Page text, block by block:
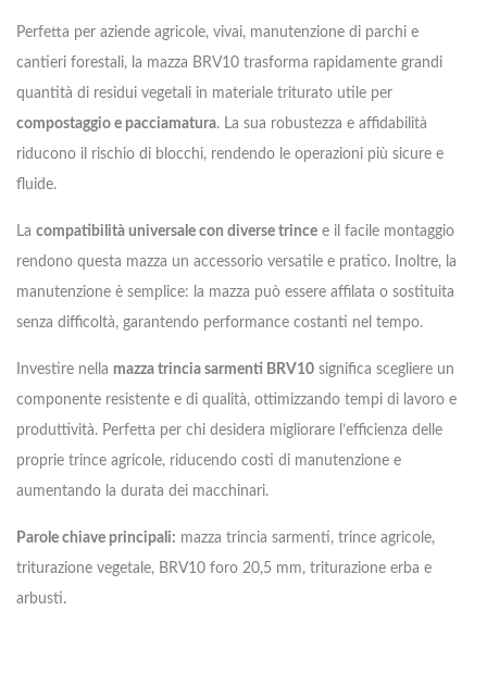
Perfetta per aziende agricole, vivai, manutenzione di parchi e
cantieri forestali, la mazza BRV10 trasforma rapidamente grandi
quantità di residui vegetali in materiale triturato utile per
compostaggio e pacciamatura. La sua robustezza e affidabilità
riducono il rischio di blocchi, rendendo le operazioni più sicure e
fluide.
La compatibilità universale con diverse trince e il facile montaggio
rendono questa mazza un accessorio versatile e pratico. Inoltre, la
manutenzione è semplice: la mazza può essere affilata o sostituita
senza difficoltà, garantendo performance costanti nel tempo.
Investire nella mazza trincia sarmenti BRV10 significa scegliere un
componente resistente e di qualità, ottimizzando tempi di lavoro e
produttività. Perfetta per chi desidera migliorare l’efficienza delle
proprie trince agricole, riducendo costi di manutenzione e
aumentando la durata dei macchinari.
Parole chiave principali: mazza trincia sarmenti, trince agricole,
triturazione vegetale, BRV10 foro 20,5 mm, triturazione erba e
arbusti.